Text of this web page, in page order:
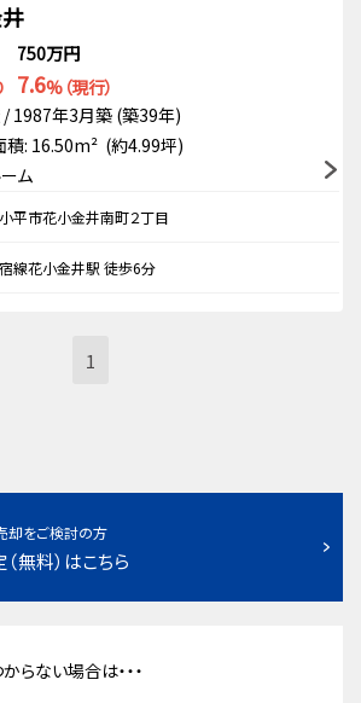
750万円
7.6%（現行）
/ 1987年3月築 (築39年)
積: 16.50m² (約4.99坪)
ム
平市花小金井南町２丁目
線花小金井駅 徒歩6分
1
却をご検討の方
無料）はこちら
ない場合は・・・